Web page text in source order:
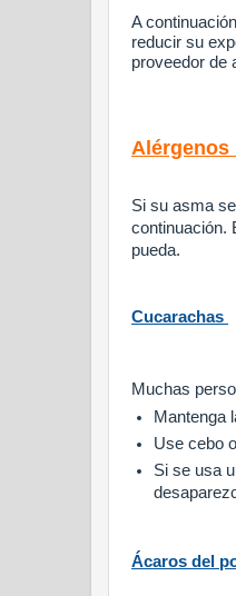
A
reducir su
proveedor de
Alérgenos
Si su asma
continuación.
pueda.
Cucarachas
Muchas
Mantenga
Use cebo
Si se usa
Ácaros del